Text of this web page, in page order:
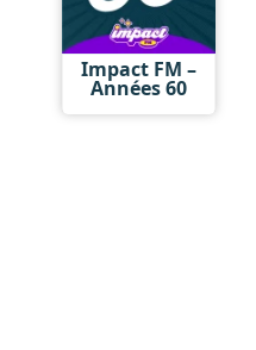
Impact FM –
Années 60